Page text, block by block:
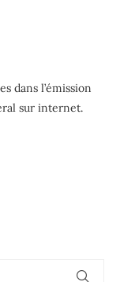
dans l’émission
sur internet.